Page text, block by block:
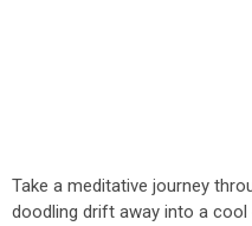
Take a meditative journey
doodling drift away into a